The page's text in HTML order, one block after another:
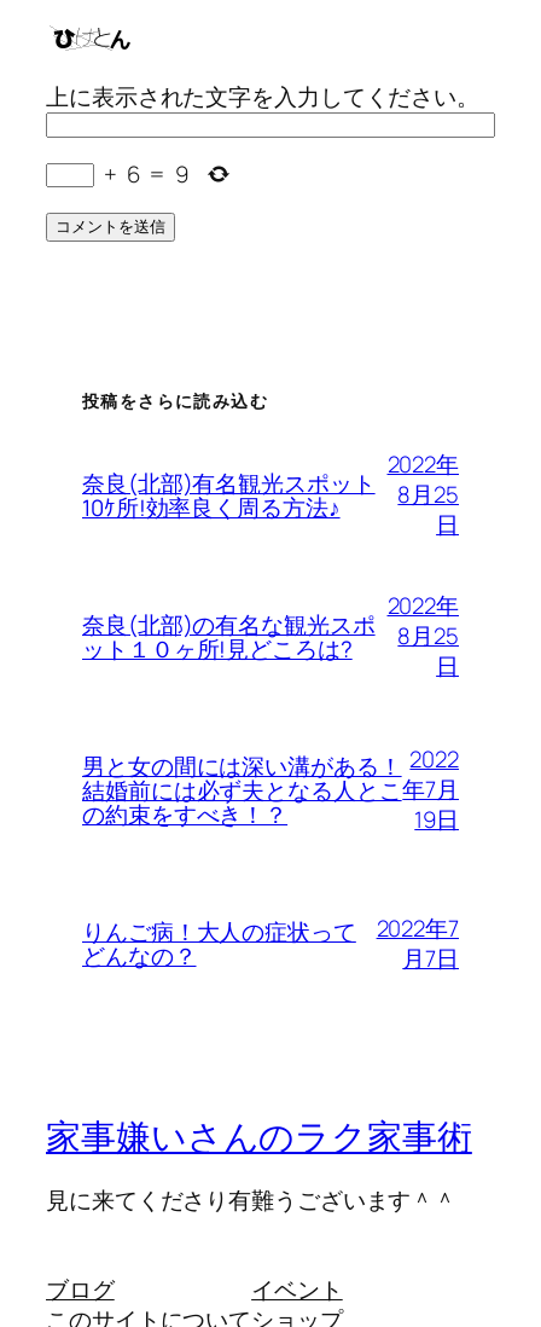
上に表示された文字を入力してください。
+ 6 = 9
投稿をさらに読み込む
奈良(北部)有名観光スポット
10ｹ所!効率良く周る方法♪
2022年
8月25
日
奈良(北部)の有名な観光スポ
ット１０ヶ所!見どころは?
2022年
8月25
日
男と女の間には深い溝がある！
結婚前には必ず夫となる人とこ
の約束をすべき！？
2022
年7月
19日
りんご病！大人の症状って
どんなの？
2022年7
月7日
家事嫌いさんのラク家事術
見に来てくださり有難うございます＾＾
ブログ
このサイトについて
イベント
ショップ